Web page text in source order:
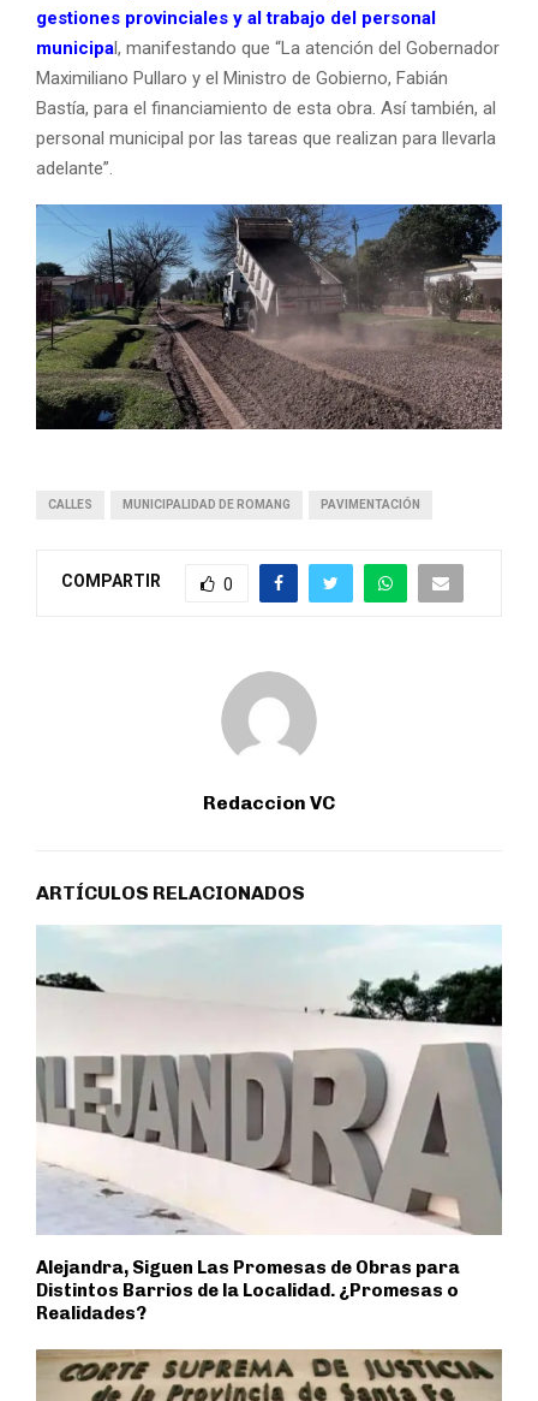
gestiones provinciales y al trabajo del personal
municipal, manifestando que “La atención del Gobernador
Maximiliano Pullaro y el Ministro de Gobierno, Fabián
Bastía, para el financiamiento de esta obra. Así también, al
personal municipal por las tareas que realizan para llevarla
adelante”.
CALLES MUNICIPALIDAD DE ROMANG PAVIMENTACIÓN
COMPARTIR 0
Redaccion VC
ARTÍCULOS RELACIONADOS
Alejandra, Siguen Las Promesas de Obras para
Distintos Barrios de la Localidad. ¿Promesas o
Realidades?